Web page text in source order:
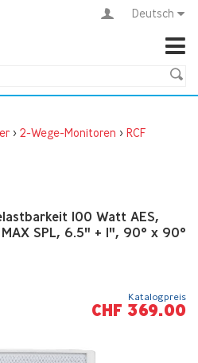
Deutsch
> 2-Wege-Monitoren > RCF
100 Watt AES,
MAX SPL, 6.5" + 1", 90° x 90°
Katalogpreis
CHF 369.00